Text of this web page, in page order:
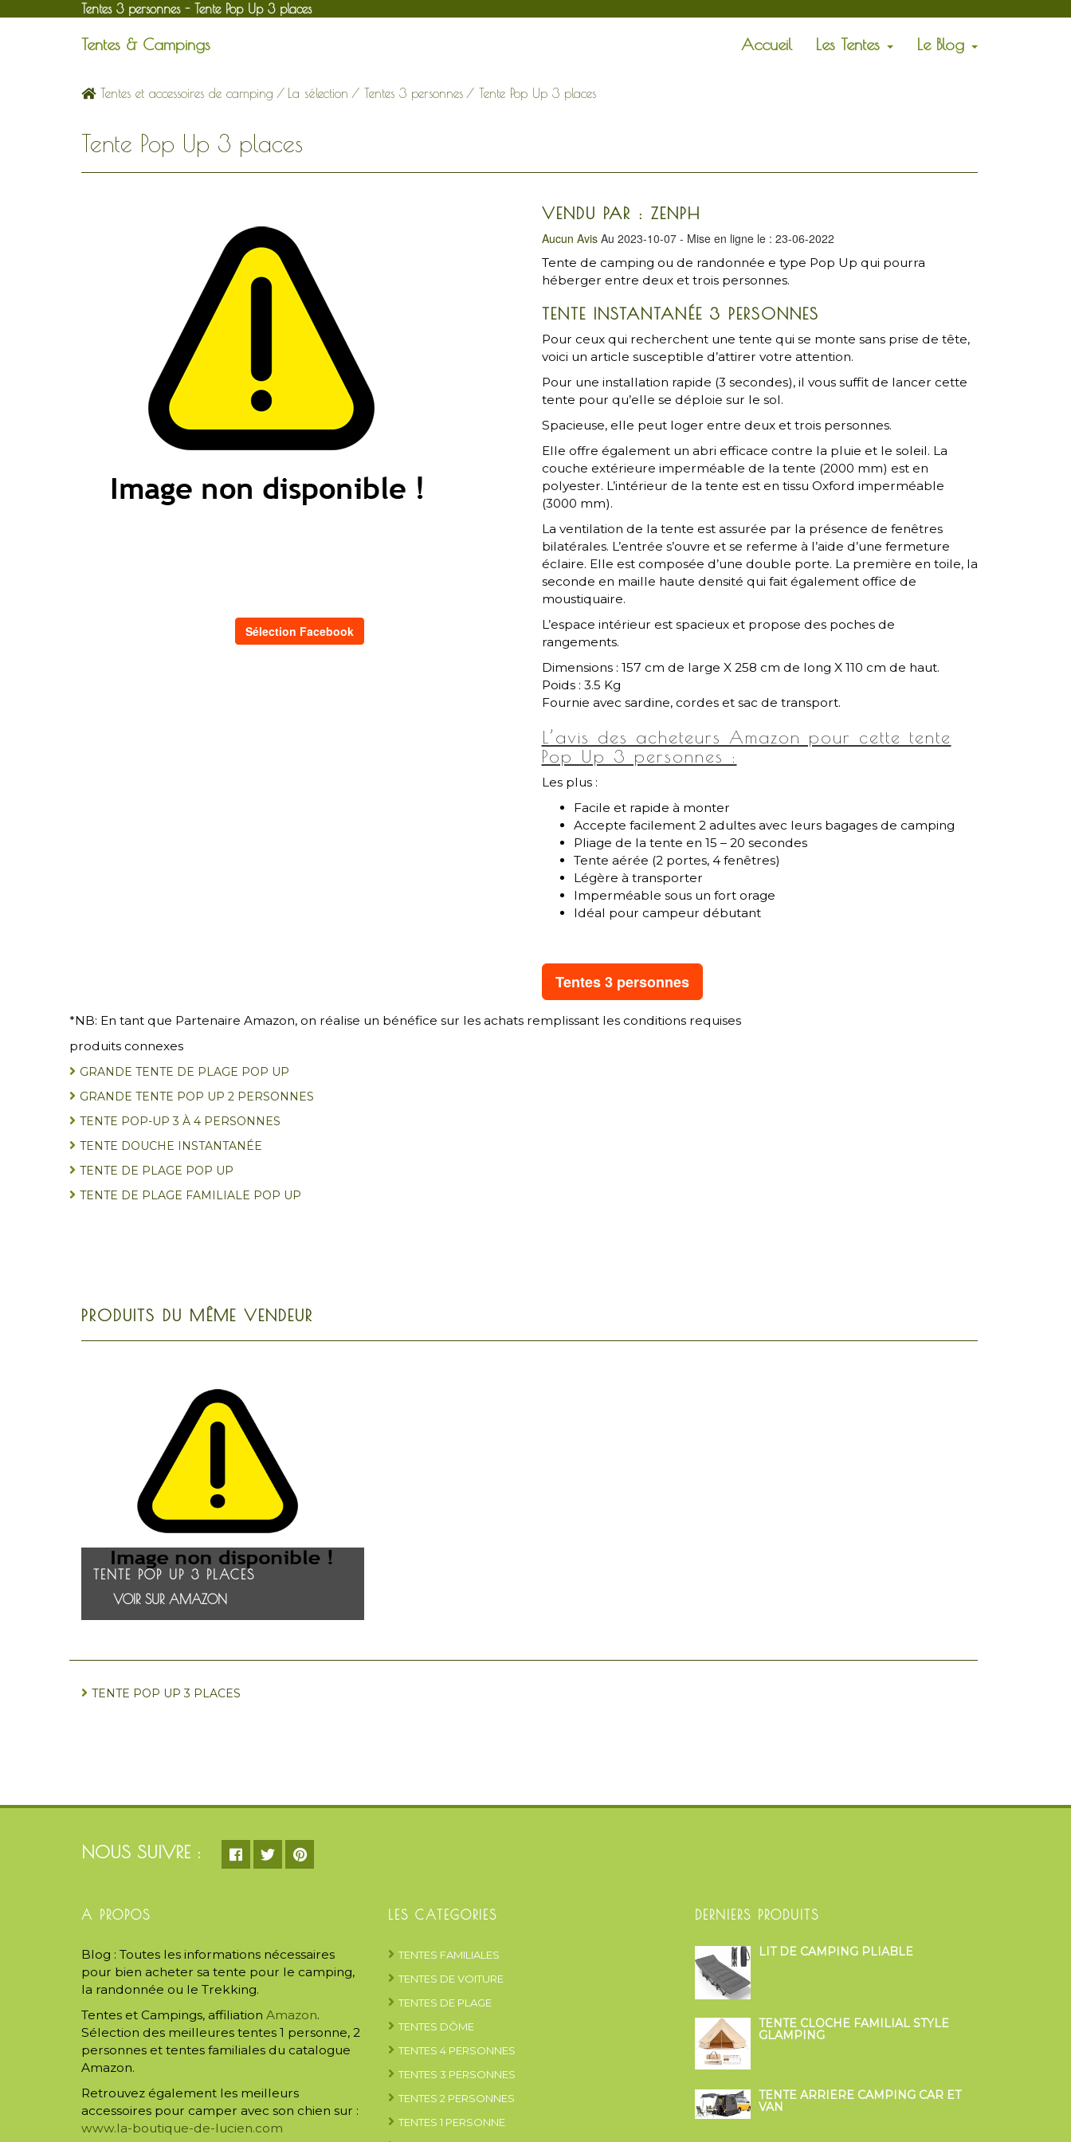
Tentes 3 personnes - Tente Pop Up 3 places
Tentes & Campings Accueil Les Tentes Le Blog
Tentes et accessoires de camping / La sélection / Tentes 3 personnes / Tente Pop Up 3 places
Tente Pop Up 3 places
Sélection Facebook
VENDU PAR : ZENPH
Aucun Avis Au 2023-10-07 - Mise en ligne le : 23-06-2022
Tente de camping ou de randonnée e type Pop Up qui pourra
héberger entre deux et trois personnes.
TENTE INSTANTANÉE 3 PERSONNES
Pour ceux qui recherchent une tente qui se monte sans prise de tête,
voici un article susceptible d’attirer votre attention.
Pour une installation rapide (3 secondes), il vous suffit de lancer cette
tente pour qu’elle se déploie sur le sol.
Spacieuse, elle peut loger entre deux et trois personnes.
Elle offre également un abri efficace contre la pluie et le soleil. La
couche extérieure imperméable de la tente (2000 mm) est en
polyester. L’intérieur de la tente est en tissu Oxford imperméable
(3000 mm).
La ventilation de la tente est assurée par la présence de fenêtres
bilatérales. L’entrée s’ouvre et se referme à l’aide d’une fermeture
éclaire. Elle est composée d’une double porte. La première en toile, la
seconde en maille haute densité qui fait également office de
moustiquaire.
L’espace intérieur est spacieux et propose des poches de
rangements.
Dimensions : 157 cm de large X 258 cm de long X 110 cm de haut.
Poids : 3.5 Kg
Fournie avec sardine, cordes et sac de transport.
L’avis des acheteurs Amazon pour cette tente
Pop Up 3 personnes :
Les plus :
Facile et rapide à monter
Accepte facilement 2 adultes avec leurs bagages de camping
Pliage de la tente en 15 – 20 secondes
Tente aérée (2 portes, 4 fenêtres)
Légère à transporter
Imperméable sous un fort orage
Idéal pour campeur débutant
Tentes 3 personnes
*NB: En tant que Partenaire Amazon, on réalise un bénéfice sur les achats remplissant les conditions requises
produits connexes
GRANDE TENTE DE PLAGE POP UP
GRANDE TENTE POP UP 2 PERSONNES
TENTE POP-UP 3 À 4 PERSONNES
TENTE DOUCHE INSTANTANÉE
TENTE DE PLAGE POP UP
TENTE DE PLAGE FAMILIALE POP UP
PRODUITS DU MÊME VENDEUR
TENTE POP UP 3 PLACES
VOIR SUR AMAZON
TENTE POP UP 3 PLACES
NOUS SUIVRE :
A PROPOS
Blog : Toutes les informations nécessaires
pour bien acheter sa tente pour le camping,
la randonnée ou le Trekking.
Tentes et Campings, affiliation Amazon.
Sélection des meilleures tentes 1 personne, 2
personnes et tentes familiales du catalogue
Amazon.
Retrouvez également les meilleurs
accessoires pour camper avec son chien sur :
www.la-boutique-de-lucien.com
LES CATEGORIES
TENTES FAMILIALES
TENTES DE VOITURE
TENTES DE PLAGE
TENTES DÔME
TENTES 4 PERSONNES
TENTES 3 PERSONNES
TENTES 2 PERSONNES
TENTES 1 PERSONNE
DERNIERS PRODUITS
LIT DE CAMPING PLIABLE
TENTE CLOCHE FAMILIAL STYLE
GLAMPING
TENTE ARRIÈRE CAMPING CAR ET
VAN